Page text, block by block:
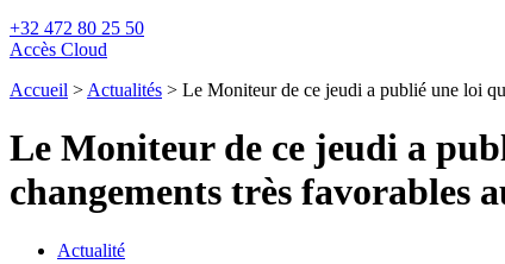
+32 472 80 25 50
Accès Cloud
Accueil > Actualités > Le Moniteur de ce jeudi a publié une loi
Le Moniteur de ce jeudi a
changements très favorables
Actualité